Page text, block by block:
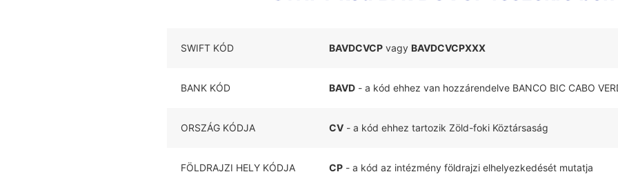
SWIFT KÓD BAVDCVCP vagy BAVDCVCPXXX
BANK KÓD BAVD - a kód ehhez van hozzárendelve BANCO BIC CABO
ORSZÁG KÓDJA CV - a kód ehhez tartozik Zöld-foki Köztársaság
FÖLDRAJZI HELY KÓDJA CP - a kód az intézmény földrajzi elhelyezkedését mutatja